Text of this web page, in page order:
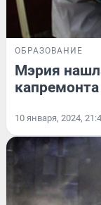
ОБРАЗОВАНИЕ
Мэрия
10 января, 2024,